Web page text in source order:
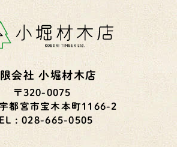
会社 小堀材木店
〒320-0075
都宮市宝木本町1166-2
: 028-665-0505